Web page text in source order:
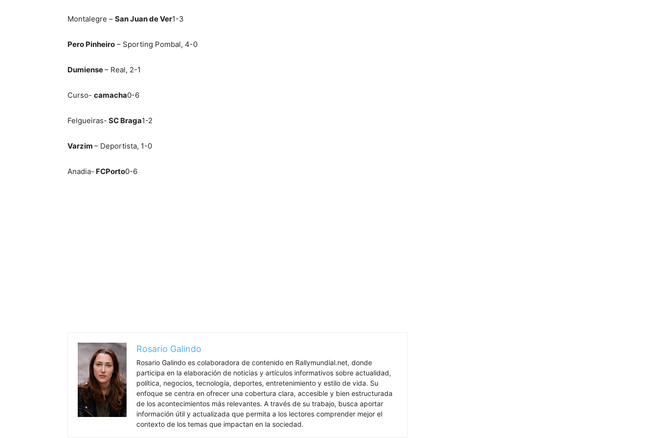
Montalegre – San Juan de Ver1-3
Pero Pinheiro – Sporting Pombal, 4-0
Dumiense– Real, 2-1
Curso- camacha0-6
Felgueiras- SC Braga1-2
Varzim – Deportista, 1-0
Anadia- FCPorto0-6
Rosario Galindo
Rosario Galindo es colaboradora de contenido en Rallymundial.net, donde
participa en la elaboración de noticias y artículos informativos sobre actualidad,
política, negocios, tecnología, deportes, entretenimiento y estilo de vida. Su
enfoque se centra en ofrecer una cobertura clara, accesible y bien estructurada
de los acontecimientos más relevantes. A través de su trabajo, busca aportar
información útil y actualizada que permita a los lectores comprender mejor el
contexto de los temas que impactan en la sociedad.